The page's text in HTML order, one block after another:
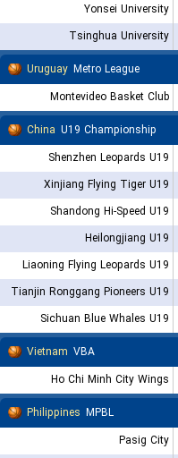
Yonsei University
Tsinghua University
Uruguay Metro League
Montevideo Basket Club
China U19 Championship
Shenzhen Leopards U19
Xinjiang Flying Tiger U19
Shandong Hi-Speed U19
Heilongjiang U19
Liaoning Flying Leopards U19
Tianjin Ronggang Pioneers U19
Sichuan Blue Whales U19
Vietnam VBA
Ho Chi Minh City Wings
Philippines MPBL
Pasig City